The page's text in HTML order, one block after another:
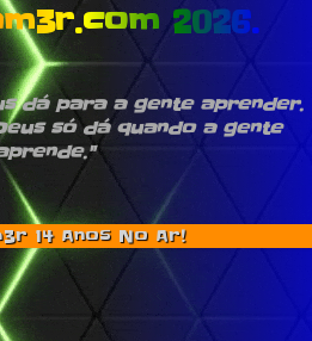
2026.
dá para a gente aprender.
só dá quando a gente
14 Anos No Ar!